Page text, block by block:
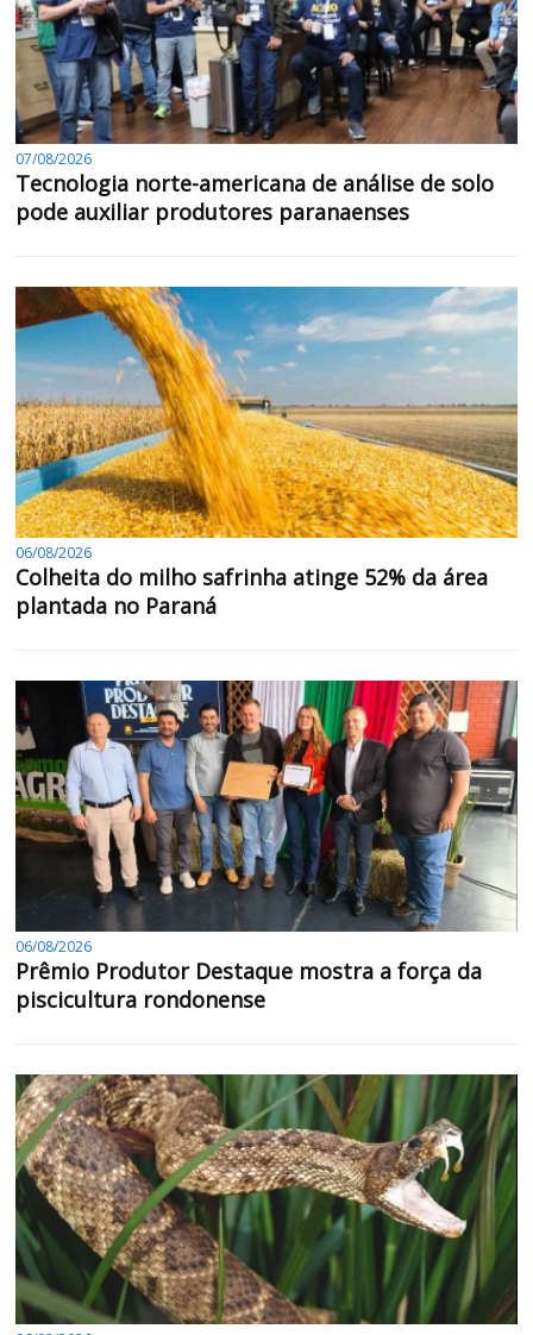
07/08/2026
Tecnologia norte-americana de análise de solo
pode auxiliar produtores paranaenses
06/08/2026
Colheita do milho safrinha atinge 52% da área
plantada no Paraná
06/08/2026
Prêmio Produtor Destaque mostra a força da
piscicultura rondonense